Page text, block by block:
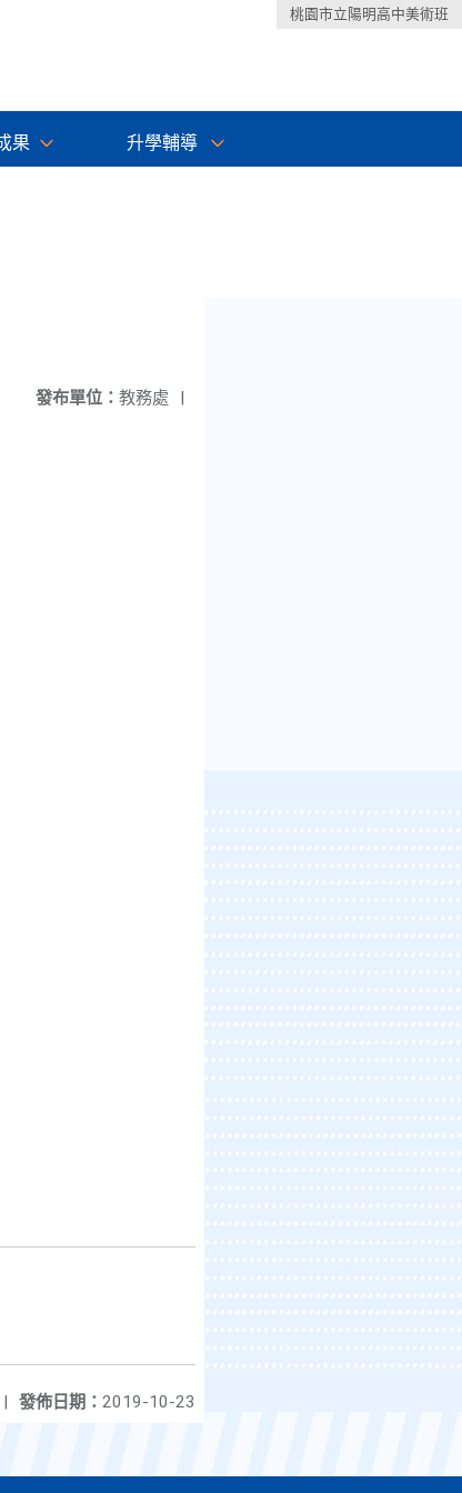
桃園市立陽明高中美術班
果 升學輔導
發布單位： 教務處 |
發佈日期： 2019-10-23
|